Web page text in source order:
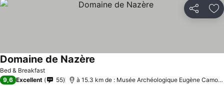
Partager
Bed & Breakfast
Domaine de Nazère
9,6 Excellent 55 à 15.3 km de : Musée Archéologique Eugène